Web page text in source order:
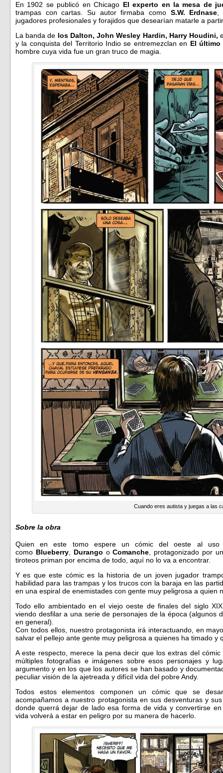
En 1902 se publicó en Chicago El experto en la mesa de
trampas con cartas. Su autor firmaba comoS.W. Erdnase
jugadores profesionales y forajidos que desearían matarle a
La banda de los Dalton, John Wesley Hardin, Harry Houdini,
y la conquista del Territorio Indio se entremezclan en El
hombre cuya vida fue un gran truco de magia.
Cuando eres autista y juegas a las
Sobre la obra
Quien en este tomo espere un cómic del oeste al uso
como Blueberry, Durango oComanche, protagonizado por
tiroteos priman por encima de todo, aquí no lo va a encontrar.
Y es que este cómic es la historia de un joven jugador
habilidad para las trampas y los trucos con la baraja en las
en una espiral de enemistades con gente muy peligrosa a quien
Todo ello ambientado en el viejo oeste de finales del siglo
viendo desfilar a una serie de personajes de la época (algunos
en general).
Con todos ellos, nuestro protagonista irá interactuando, en
salvar el pellejo ante gente muy peligrosa a quienes ha timado y
A este respecto, merece la pena decir que los extras del
múltiples fotografías e imágenes sobre esos personajes y
argumento y en los que los autores se han basado y
peculiar visión de la ajetreada y difícil vida del pobre Andy.
Todos estos elementos componen un cómic que se
acompañamos a nuestro protagonista en sus desventuras y
donde querrá dejar de lado esa forma de vida y convertirse
vida volverá a estar en peligro por su manera de hacerlo.